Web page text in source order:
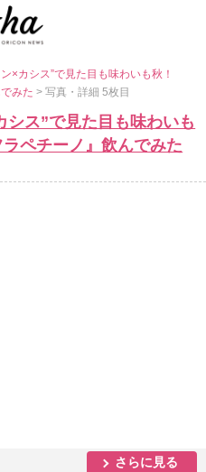
×カシス”で見た目も味わいも秋！
でみた> 写真・詳細 5枚目
シス”で見た目も味わいも
ペチーノ』飲んでみた
さらに見る